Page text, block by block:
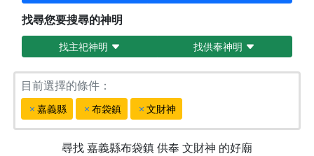
找尋您要搜尋的神明
找主祀神明 找供奉神明
目前選擇的條件：
嘉義縣 布袋鎮 文財神
尋找嘉義縣布袋鎮供奉 文財神 的好廟